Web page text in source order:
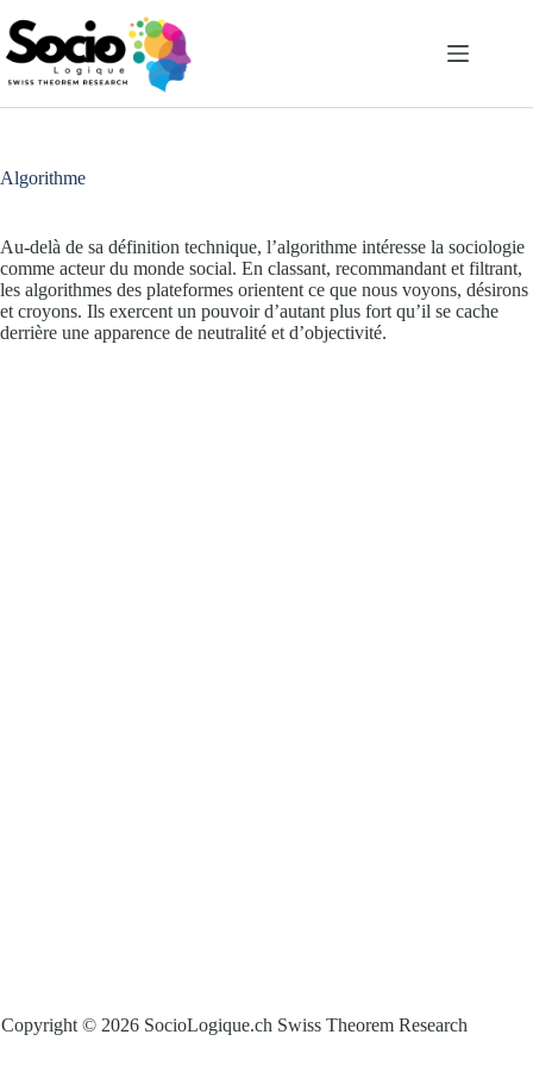
au
contenu
Algorithme
Au-delà de sa définition technique, l’algorithme intéresse la sociologie
comme acteur du monde social. En classant, recommandant et filtrant,
les algorithmes des plateformes orientent ce que nous voyons, désirons
et croyons. Ils exercent un pouvoir d’autant plus fort qu’il se cache
derrière une apparence de neutralité et d’objectivité.
Copyright © 2026 SocioLogique.ch Swiss Theorem Research